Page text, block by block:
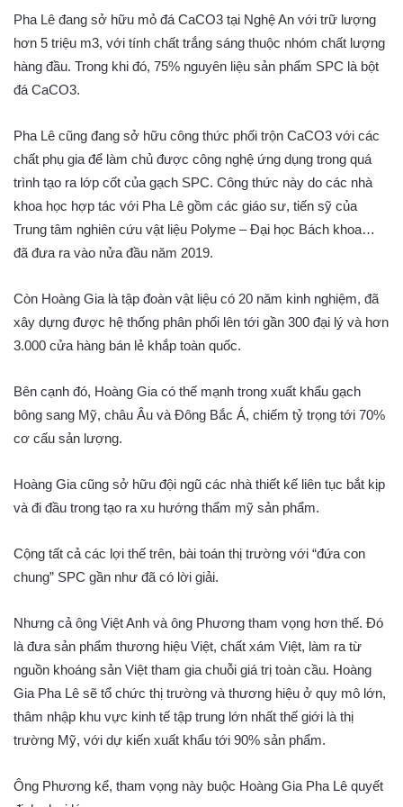
Pha Lê đang sở hữu mỏ đá CaCO3 tại Nghệ An với trữ lượng
hơn 5 triệu m3, với tính chất trắng sáng thuộc nhóm chất lượng
hàng đầu. Trong khi đó, 75% nguyên liệu sản phẩm SPC là bột
đá CaCO3.
Pha Lê cũng đang sở hữu công thức phối trộn CaCO3 với các
chất phụ gia để làm chủ được công nghệ ứng dụng trong quá
trình tạo ra lớp cốt của gạch SPC. Công thức này do các nhà
khoa học hợp tác với Pha Lê gồm các giáo sư, tiến sỹ của
Trung tâm nghiên cứu vật liệu Polyme – Đại học Bách khoa…
đã đưa ra vào nửa đầu năm 2019.
Còn Hoàng Gia là tập đoàn vật liệu có 20 năm kinh nghiệm, đã
xây dựng được hệ thống phân phối lên tới gần 300 đại lý và hơn
3.000 cửa hàng bán lẻ khắp toàn quốc.
Bên cạnh đó, Hoàng Gia có thế mạnh trong xuất khẩu gạch
bông sang Mỹ, châu Âu và Đông Bắc Á, chiếm tỷ trọng tới 70%
cơ cấu sản lượng.
Hoàng Gia cũng sở hữu đội ngũ các nhà thiết kế liên tục bắt kịp
và đi đầu trong tạo ra xu hướng thẩm mỹ sản phẩm.
Cộng tất cả các lợi thế trên, bài toán thị trường với “đứa con
chung” SPC gần như đã có lời giải.
Nhưng cả ông Việt Anh và ông Phương tham vọng hơn thế. Đó
là đưa sản phẩm thương hiệu Việt, chất xám Việt, làm ra từ
nguồn khoáng sản Việt tham gia chuỗi giá trị toàn cầu. Hoàng
Gia Pha Lê sẽ tổ chức thị trường và thương hiệu ở quy mô lớn,
thâm nhập khu vực kinh tế tập trung lớn nhất thế giới là thị
trường Mỹ, với dự kiến xuất khẩu tới 90% sản phẩm.
Ông Phương kể, tham vọng này buộc Hoàng Gia Pha Lê quyết